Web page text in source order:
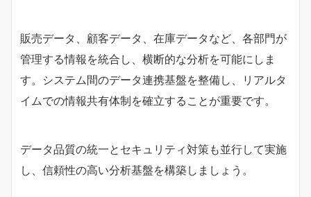
販売データ、顧客データ、在庫データなど、各部門が
管理する情報を統合し、横断的な分析を可能にしま
す。システム間のデータ連携基盤を整備し、リアルタ
イムでの情報共有体制を確立することが重要です。
データ品質の統一とセキュリティ対策も並行して実施
し、信頼性の高い分析基盤を構築しましょう。